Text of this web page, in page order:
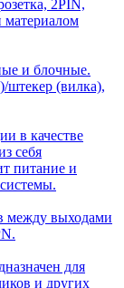
2PIN,
материалом
и блочные.
штекер (вилка),
в качестве
себя
питание и
между выходами
для
и других